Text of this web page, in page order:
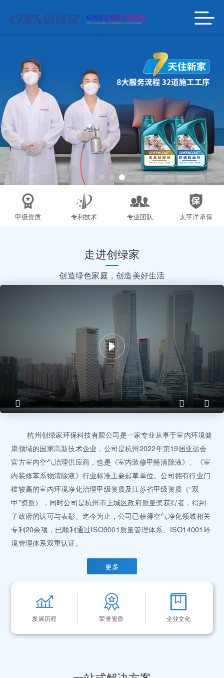
甲级资质 专利技术 专业团队 太平洋承保
走进创绿家
创造绿色家庭，创造美好生活
杭州创绿家环保科技有限公司是一家专业从事于室内环境健
康领域的国家高新技术企业，公司是杭州2022年第19届亚运会
官方室内空气治理供应商，也是《室内装修甲醛清除液》、《室
内装修苯系物清除液》行业标准主要起草单位。公司拥有行业门
槛较高的室内环境净化治理甲级资质及江苏省甲级资质（“双
甲”资质），同时公司是杭州市上城区政府质量奖获得者，得到
了政府的认可与表彰。迄今为止，公司已获得空气净化领域相关
专利20余项，已顺利通过ISO9001质量管理体系、ISO14001环
境管理体系双重认证。
更多
发展历程 荣誉资质 企业文化